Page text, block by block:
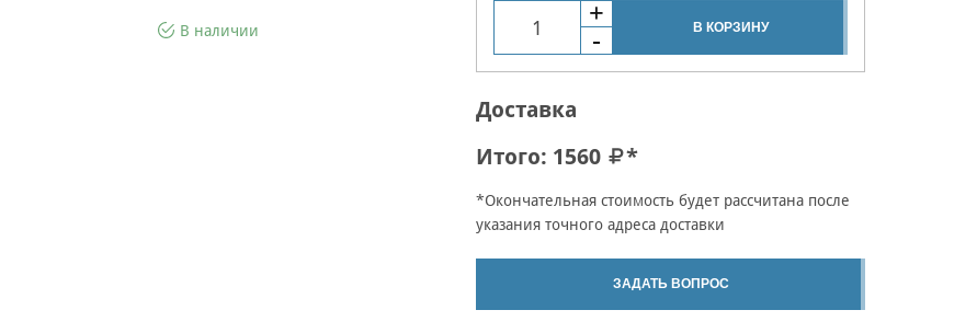
В наличии В КОРЗИНУ
Доставка
Итого: 1560 *
*Окончательная стоимость будет рассчитана после
указания точного адреса доставки
ЗАДАТЬ ВОПРОС